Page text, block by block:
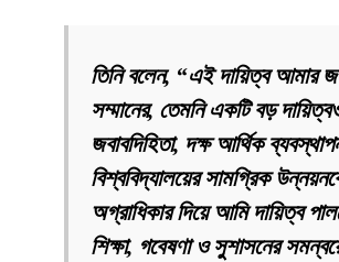
তিনি বলেন, “এই দায়িত্ব আমার
সম্মানের, তেমনি একটি বড়
জবাবদিহিতা, দক্ষ আর্থিক
বিশ্ববিদ্যালয়ের সামগ্রিক
অগ্রাধিকার দিয়ে আমি দায়িত্ব
শিক্ষা, গবেষণা ও সুশাসনের